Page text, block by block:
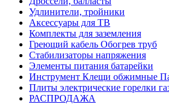
Удлинители, тройники
Аксессуары для ТВ
Комплекты для заземления
Греющий кабель Обогрев труб
Стабилизаторы напряжения
Элементы питания батарейки
Инструмент Клещи обжимные
Плиты электрические горелки
РАСПРОДАЖА